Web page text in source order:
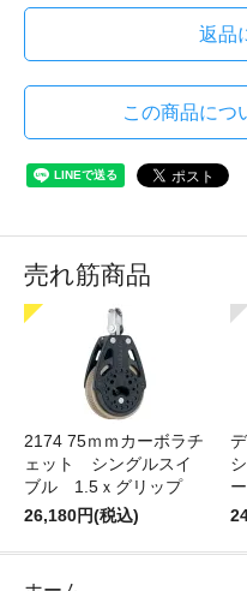
返品
この商品につ
売れ筋商品
2174 75ｍｍカーボラチ
ェット シングルスイ
ブル 1.5ｘグリップ
26,180円(税込)
ー